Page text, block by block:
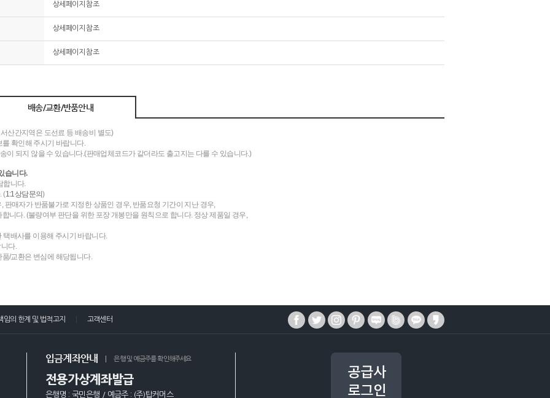
상세페이지 참조
상세페이지 참조
상세페이지 참조
배송/교환/반품안내
산간지역은 도선료 등 배송비 별도)
확인해 주시기 바랍니다.
이 되지 않을 수 있습니다.(판매업체코드가 같더라도 출고지는 다를 수 있습니다.)
습니다.
합니다.
(1:1상담문의)
매자가 반품불가로 지정한 상품인 경우, 반품요청 기간이 지난 경우,
다. (불량여부 판단을 위한 포장 개봉만을 원칙으로 합니다. 정상 제품일 경우,
택배사를 이용해 주시기 바랍니다.
다.
/교환은 변심에 해당됩니다.
임의 한계 및 법적고지 고객센터
입금계좌안내 은행 및 예금주를 확인해주세요
전용가상계좌발급
은행명 : 국민은행 / 예금주 : (주)탑커머스